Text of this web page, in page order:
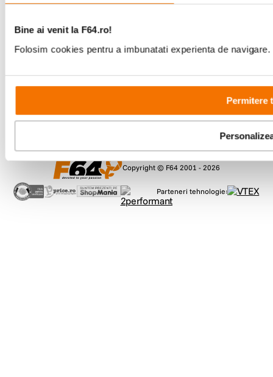
Bine ai venit la F64.ro!
Folosim cookies pentru a imbunatati experienta de
Permitere
+40 21 270 0050
09:00 - 21:00
Bd-ul Unirii 64, Bucuresti
Copyright © F64 2001 - 2026
Parteneri tehnologie: